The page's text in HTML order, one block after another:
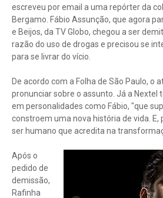
escreveu por email a uma repórter da
Bergamo. Fábio Assunção, que agora
e Beijos, da TV Globo, chegou a ser
razão do uso de drogas e precisou se
para se livrar do vício.
De acordo com a Folha de São Paulo, o
pronunciar sobre o assunto. Já a Nextel
em personalidades como Fábio, "que
constroem uma nova história de vida.
ser humano que acredita na
Após o
pedido de
demissão,
Rafinha